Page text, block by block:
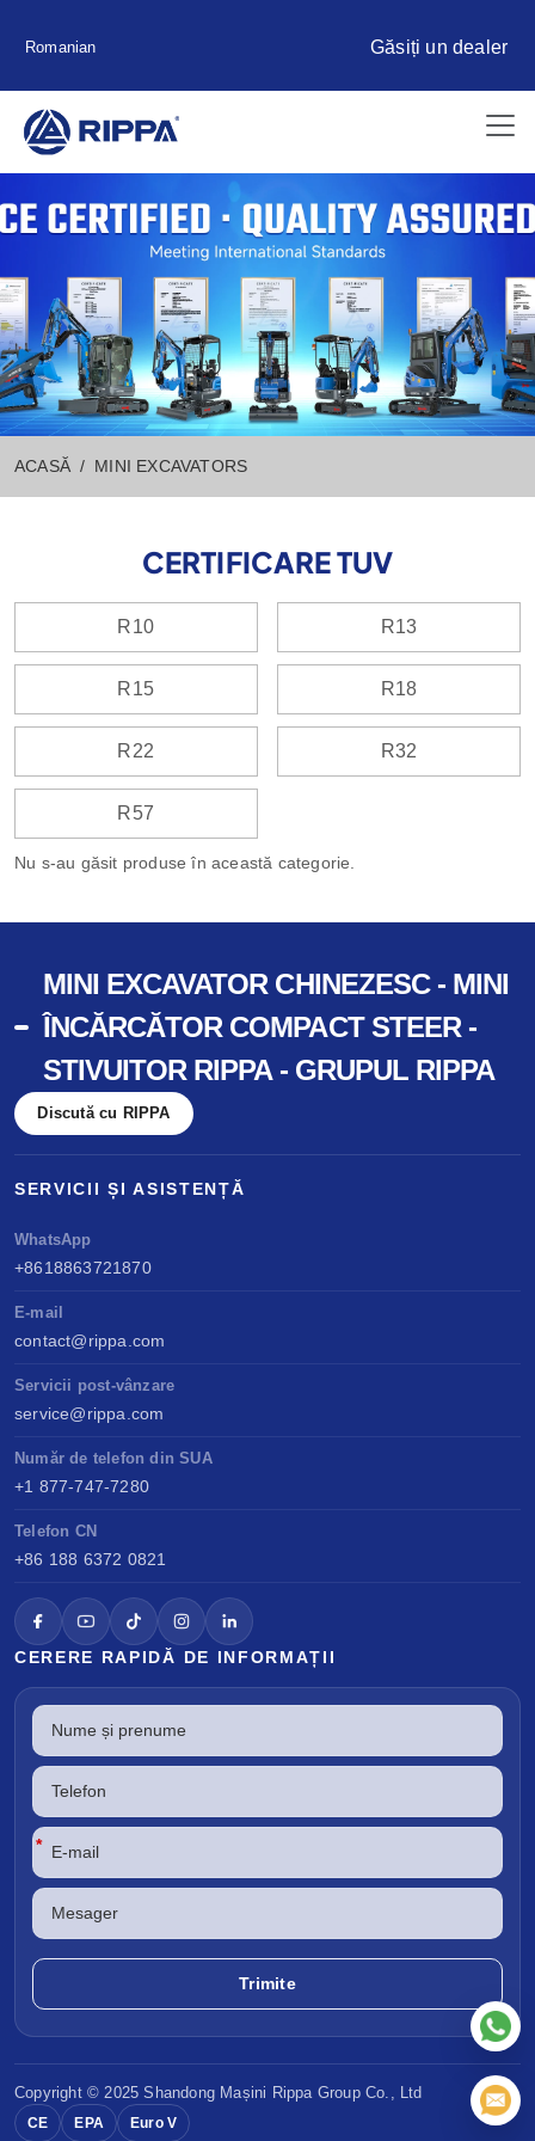
Romanian Găsiți un dealer
ACASĂ MINI EXCAVATORS
CERTIFICARE TUV
R10 R13
R15 R18
R22 R32
R57
Nu s-au găsit produse în această categorie.
MINI EXCAVATOR CHINEZESC - MINI
ÎNCĂRCĂTOR COMPACT STEER -
STIVUITOR RIPPA - GRUPUL RIPPA
Discută cu RIPPA
SERVICII ȘI ASISTENȚĂ
WhatsApp
+8618863721870
E-mail
contact@rippa.com
Servicii post-vânzare
service@rippa.com
Număr de telefon din SUA
+1 877-747-7280
Telefon CN
+86 188 6372 0821
CERERE RAPIDĂ DE INFORMAȚII
*
Copyright © 2025 Shandong Mașini Rippa Group Co., Ltd
CE EPA Euro V